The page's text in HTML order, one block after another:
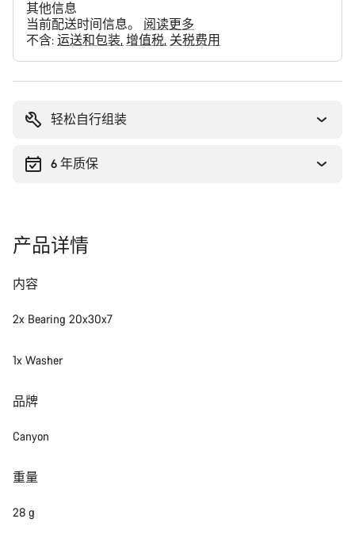
其他信息
当前配送时间信息。 阅读更多
不含: 运送和包装 增值税 关税费用
轻松自行组装
6 年质保
产品详情
内容
2x Bearing 20x30x7
1x Washer
品牌
Canyon
重量
28 g